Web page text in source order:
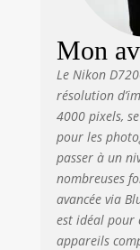
Mon
Le Nikon
résolution
4000 pixels,
pour les
passer à un
nombreuses
avancée via
est idéal pour
appareils